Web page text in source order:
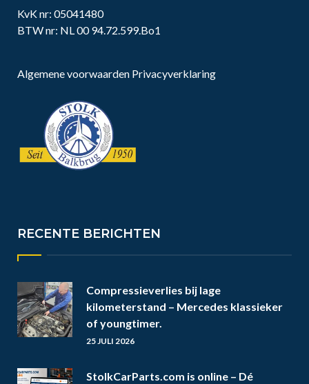
KvK nr: 05041480
BTW nr: NL 00 94.72.599.Bo1
Algemene voorwaarden Privacyverklaring
RECENTE BERICHTEN
Compressieverlies bij lage
kilometerstand – Mercedes klassieker
of youngtimer.
25 JULI 2026
StolkCarParts.com is online – Dé